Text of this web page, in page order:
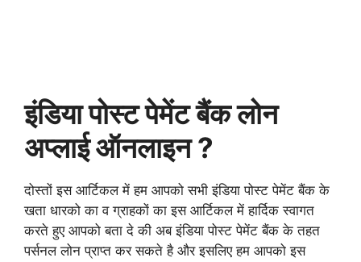
इंडिया पोस्ट पेमेंट बैंक लोन
अप्लाई ऑनलाइन ?
दोस्तों इस आर्टिकल में हम आपको सभी इंडिया पोस्ट पेमेंट बैंक के
खता धारको का व ग्राहकों का इस आर्टिकल में हार्दिक स्वागत
करते हुए आपको बता दे की अब इंडिया पोस्ट पेमेंट बैंक के तहत
पर्सनल लोन प्राप्त कर सकते है और इसलिए हम आपको इस